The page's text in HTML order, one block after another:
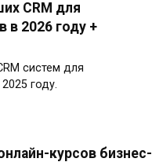
CRM для
в 2026 году +
систем для
году.
курсов бизнес-